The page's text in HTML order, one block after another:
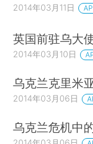
2014年03月11日
英国前驻乌大
2014年03月10日
乌克兰克里米
2014年03月06日
乌克兰危机中